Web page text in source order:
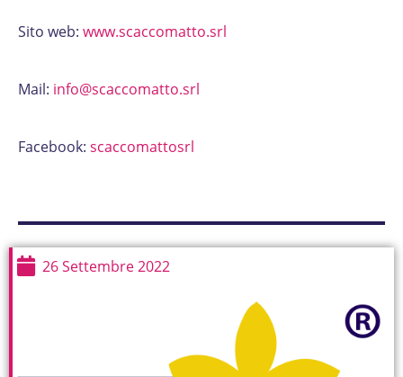
Sito web: www.scaccomatto.srl
Mail: info@scaccomatto.srl
Facebook: scaccomattosrl
26 Settembre 2022